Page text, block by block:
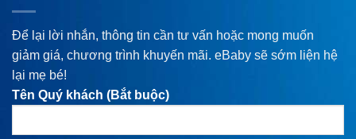
Để lại lời nhắn, thông tin cần tư vấn hoặc mong muốn
giảm giá, chương trình khuyến mãi. eBaby sẽ sớm liện hệ
lại mẹ bé!
Tên Quý khách (Bắt buộc)